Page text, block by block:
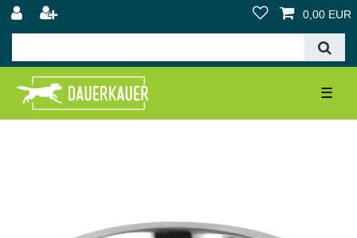
0,00 EUR
☰